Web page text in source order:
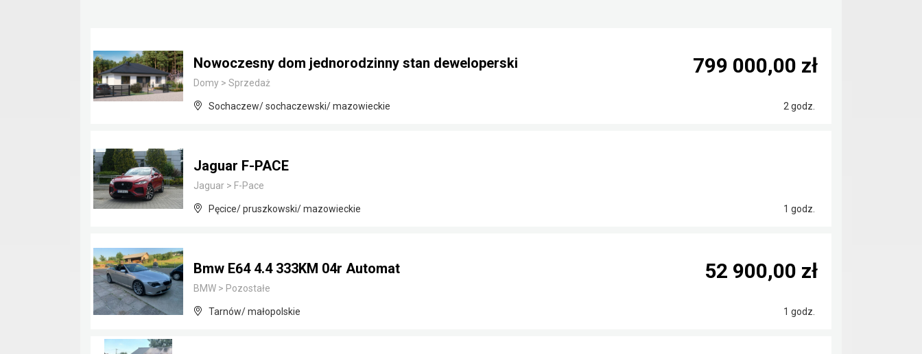
Nowoczesny dom jednorodzinny stan deweloperski
Domy > Sprzedaż
Sochaczew/ sochaczewski/ mazowieckie 2 godz.
799 000,00 zł
Jaguar F-PACE
Jaguar > F-Pace
Pęcice/ pruszkowski/ mazowieckie 1 godz.
Bmw E64 4.4 333KM 04r Automat
BMW > Pozostałe
Tarnów/ małopolskie 1 godz.
52 900,00 zł